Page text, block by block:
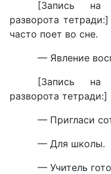
[Запись на
разворота
часто поет во сне.
— Явление
[Запись на
разворота
— Пригласи
— Для школы.
— Учитель